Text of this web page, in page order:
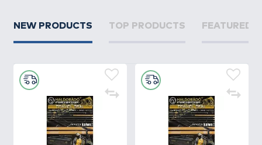
NEW PRODUCTS TOP PRODUCTS FEATURED